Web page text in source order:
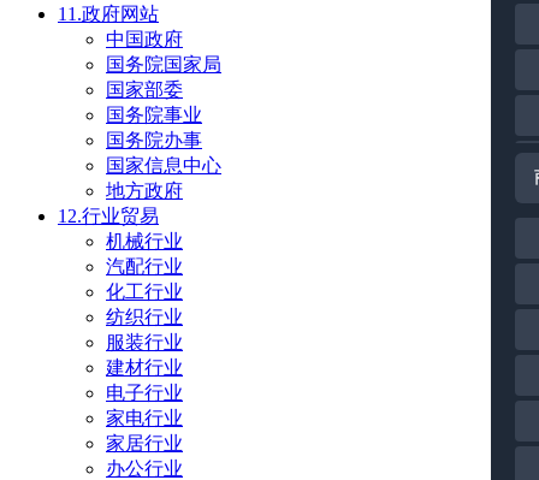
11.政府网站
中国政府
国务院国家局
国家部委
国务院事业
国务院办事
国家信息中心
地方政府
12.行业贸易
机械行业
汽配行业
化工行业
纺织行业
服装行业
建材行业
电子行业
家电行业
家居行业
办公行业